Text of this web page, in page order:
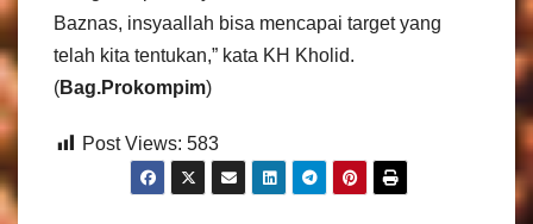
Baznas, insyaallah bisa mencapai target yang
telah kita tentukan,” kata KH Kholid.
(Bag.Prokompim)
Post Views: 583